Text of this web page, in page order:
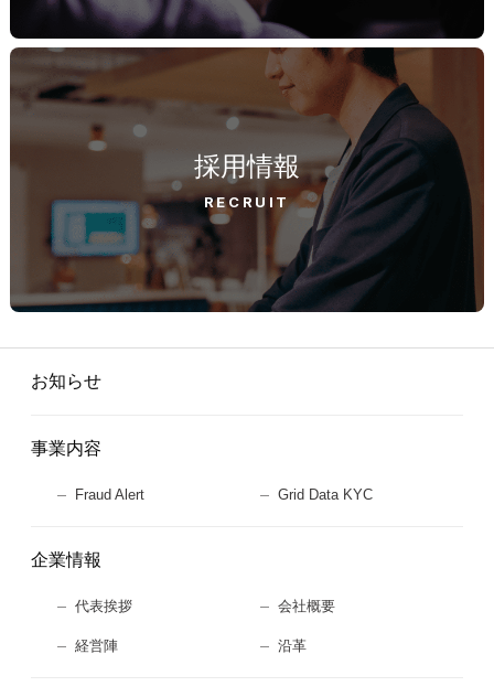
採用情報
RECRUIT
お知らせ
事業内容
Fraud Alert Grid Data KYC
企業情報
代表挨拶 会社概要
経営陣 沿革